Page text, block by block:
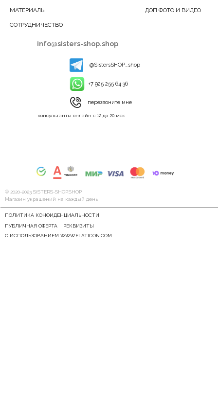
© 2020-2023 SiSTERS-SHOP.SHOP
Магазин украшений на каждый день
info@sisters-shop.shop
РЕКВИЗИТЫ
ПОЛИТИКА КОНФИДЕНЦИАЛЬНОСТИ
ПУБЛИЧНАЯ ОФЕРТА
ДОП ФОТО И ВИДЕО
консультанты онлайн с 12 до 20 мск
@SistersSHOP_shop
+7 925 255 64 36
перезвоните мне
МАТЕРИАЛЫ
С ИСПОЛЬЗОВАНИЕМ WWW.FLATICON.COM
СОТРУДНИЧЕСТВО